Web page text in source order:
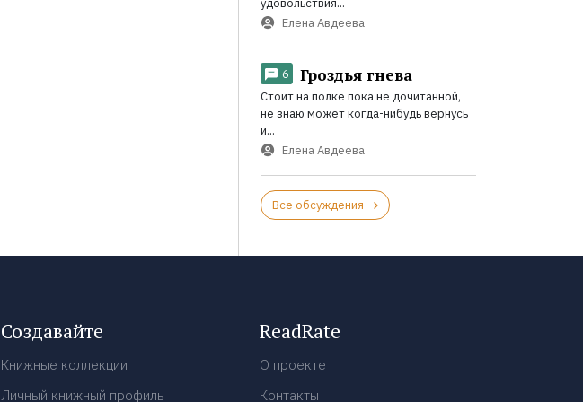
Елена Авдеева
6 Гроздья гнева
Стоит на полке пока не дочитанной,
не знаю может когда-нибудь вернусь
и...
Елена Авдеева
Все обсуждения
Создавайте
Книжные коллекции
Личный книжный профиль
ReadRate
О проекте
Контакты